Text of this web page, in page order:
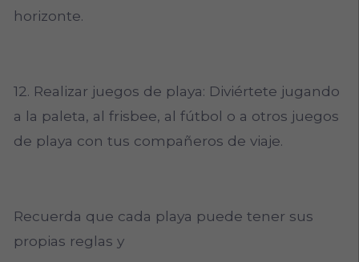
horizonte.
12. Realizar juegos de playa: Diviértete jugando
a la paleta, al frisbee, al fútbol o a otros juegos
de playa con tus compañeros de viaje.
Recuerda que cada playa puede tener sus
propias reglas y